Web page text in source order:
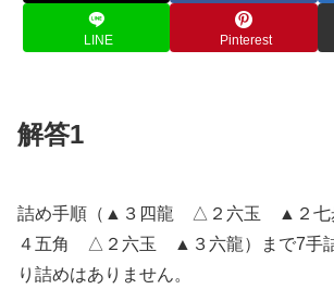
LINE Pinterest
解答1
詰め手順（▲３四龍 △２六玉 ▲
４五角 △２六玉 ▲３六龍）まで7
り詰めはありません。